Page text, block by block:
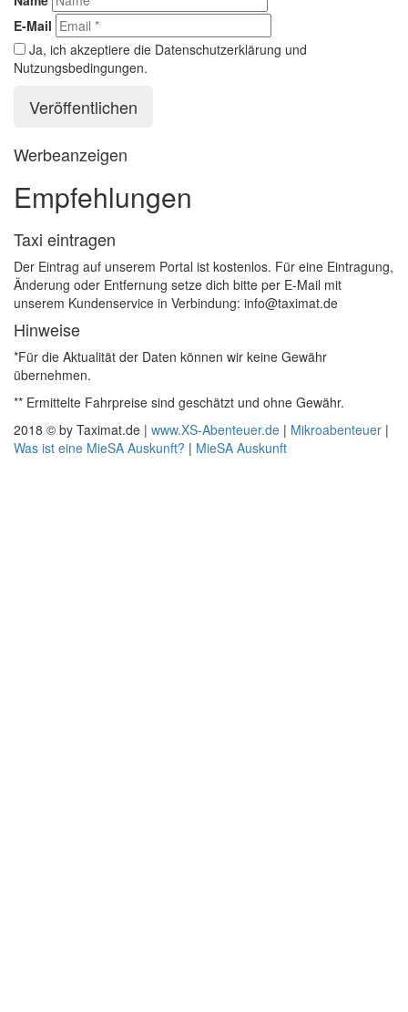
E-Mail
Ja, ich akzeptiere die Datenschutzerklärung und
Nutzungsbedingungen.
Werbeanzeigen
Empfehlungen
Taxi eintragen
Der Eintrag auf unserem Portal ist kostenlos. Für eine Eintragung,
Änderung oder Entfernung setze dich bitte per E-Mail mit
unserem Kundenservice in Verbindung: info@taximat.de
Hinweise
*Für die Aktualität der Daten können wir keine Gewähr
übernehmen.
** Ermittelte Fahrpreise sind geschätzt und ohne Gewähr.
2018 © by Taximat.de | www.XS-Abenteuer.de | Mikroabenteuer |
Was ist eine MieSA Auskunft? | MieSA Auskunft